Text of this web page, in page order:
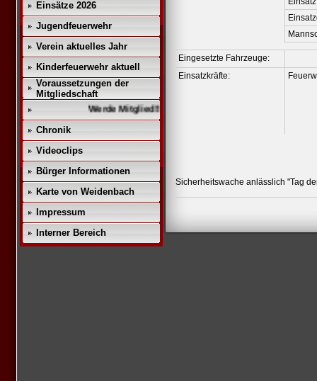
Einsätze 2026
Jugendfeuerwehr
Verein aktuelles Jahr
Kinderfeuerwehr aktuell
Voraussetzungen der
Mitgliedschaft
Werde Mitglied!!
Chronik
Videoclips
Bürger Informationen
Karte von Weidenbach
Impressum
Interner Bereich
Eingesetzte Fahrzeuge:
Einsatzkräfte:
Sicherheitswache anlässlich "Tag